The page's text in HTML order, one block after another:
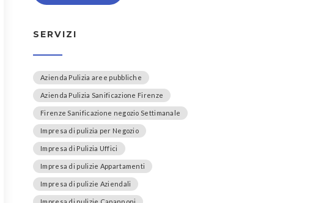
SERVIZI
Azienda Pulizia aree pubbliche
Azienda Pulizia Sanificazione Firenze
Firenze Sanificazione negozio Settimanale
Impresa di pulizia per Negozio
Impresa di Pulizia Uffici
Impresa di pulizie Appartamenti
Impresa di pulizie Aziendali